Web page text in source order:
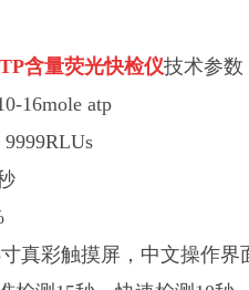
含量荧光快检仪技术参数
16mole atp
真彩触摸屏，中文操作界